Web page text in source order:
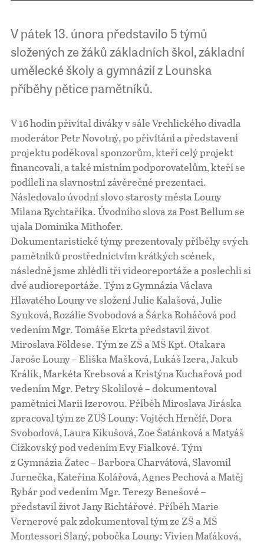
V pátek 13. února představilo 5 týmů
složených ze žáků základních škol, základní
umělecké školy a gymnázií z Lounska
příběhy pětice pamětníků.
V 16 hodin přivítal diváky v sále Vrchlického divadla
moderátor Petr Novotný, po přivítání a představení
projektu poděkoval sponzorům, kteří celý projekt
financovali, a také místním podporovatelům, kteří se
podíleli na slavnostní závěrečné prezentaci.
Následovalo úvodní slovo starosty města Louny
Milana Rychtaříka. Úvodního slova za Post Bellum se
ujala Dominika Mithofer.
Dokumentaristické týmy prezentovaly příběhy svých
pamětníků prostřednictvím krátkých scének,
následně jsme zhlédli tři videoreportáže a poslechli si
dvě audioreportáže. Tým z Gymnázia Václava
Hlavatého Louny ve složení Julie Kalašová, Julie
Synková, Rozálie Svobodová a Šárka Roháčová pod
vedením Mgr. Tomáše Ekrta představil život
Miroslava Földese. Tým ze ZŠ a MŠ Kpt. Otakara
Jaroše Louny – Eliška Mašková, Lukáš Izera, Jakub
Králik, Markéta Krebsová a Kristýna Kuchařová pod
vedením Mgr. Petry Skolilové – dokumentoval
pamětnici Marii Izerovou. Příběh Miroslava Jiráska
zpracoval tým ze ZUŠ Louny: Vojtěch Hrnčíř, Dora
Svobodová, Laura Kikušová, Zoe Šatánková a Matyáš
Čížkovský pod vedením Evy Fialkové. Tým
z Gymnázia Žatec – Barbora Charvátová, Slavomil
Jurnečka, Kateřina Kolářová, Agnes Pechová a Matěj
Rybár pod vedením Mgr. Terezy Benešové –
představil život Jany Richtářové. Příběh Marie
Vernerové pak zdokumentoval tým ze ZŠ a MŠ
Montessori Slaný, pobočka Louny: Vivien Maťáková,